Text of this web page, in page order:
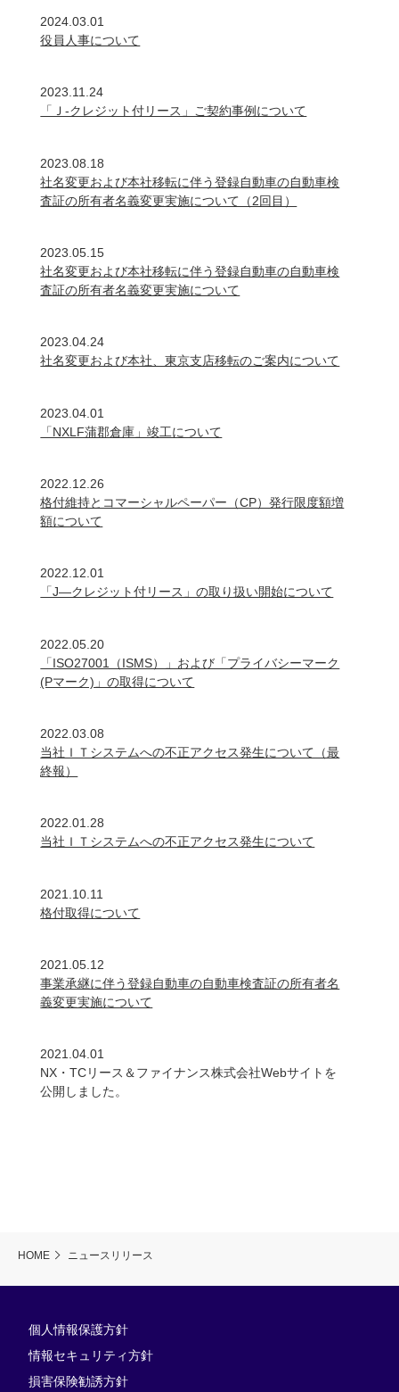
2024.03.01
役員人事について
2023.11.24
「Ｊ-クレジット付リース」ご契約事例について
2023.08.18
社名変更および本社移転に伴う登録自動車の自動車検
査証の所有者名義変更実施について（2回目）
2023.05.15
社名変更および本社移転に伴う登録自動車の自動車検
査証の所有者名義変更実施について
2023.04.24
社名変更および本社、東京支店移転のご案内について
2023.04.01
「NXLF蒲郡倉庫」竣工について
2022.12.26
格付維持とコマーシャルペーパー（CP）発行限度額増
額について
2022.12.01
「J―クレジット付リース」の取り扱い開始について
2022.05.20
「ISO27001（ISMS）」および「プライバシーマーク
(Pマーク)」の取得について
2022.03.08
当社ＩＴシステムへの不正アクセス発生について（最
終報）
2022.01.28
当社ＩＴシステムへの不正アクセス発生について
2021.10.11
格付取得について
2021.05.12
事業承継に伴う登録自動車の自動車検査証の所有者名
義変更実施について
2021.04.01
NX・TCリース＆ファイナンス株式会社Webサイトを
公開しました。
HOME ニュースリリース
個人情報保護方針
情報セキュリティ方針
損害保険勧誘方針